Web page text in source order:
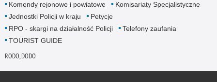
Komendy rejonowe i powiatowe
Komisariaty Specjalistyczne
Jednostki Policji w kraju
Petycje
RPO - skargi na działalność Policji
Telefony zaufania
TOURIST GUIDE
RODO, DODO